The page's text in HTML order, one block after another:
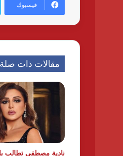
فيسبوك
مقالات ذات صلة
نادية مصطفى تطالب